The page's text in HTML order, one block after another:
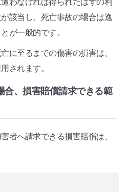
わなければ得られたはずの利
該当し、死亡事故の場合は逸
が一般的です。
に至るまでの傷害の損害は、
されます。
合、損害賠償請求できる範
者へ請求できる損害賠償は、